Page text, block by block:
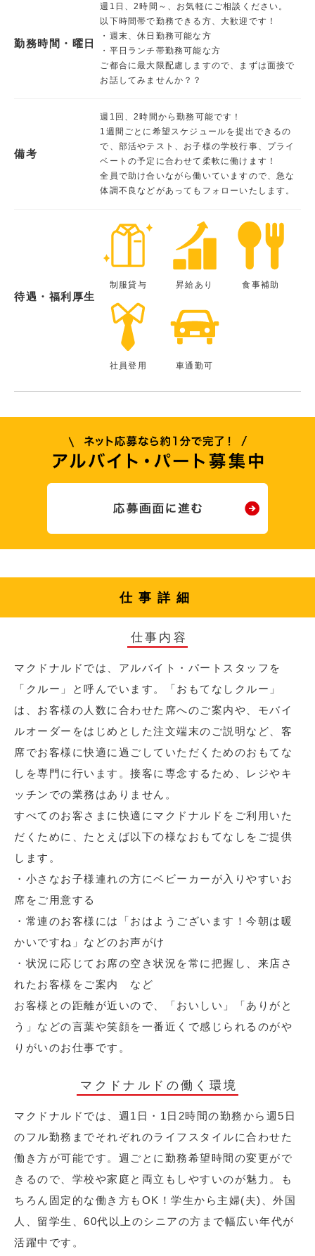
勤務時間・曜日
週1日、2時間～、お気軽にご相談ください。
以下時間帯で勤務できる方、大歓迎です！
・週末、休日勤務可能な方
・平日ランチ帯勤務可能な方
ご都合に最大限配慮しますので、まずは面接で
お話してみませんか？？
備考
週1回、2時間から勤務可能です！
1週間ごとに希望スケジュールを提出できるの
で、部活やテスト、お子様の学校行事、プライ
ベートの予定に合わせて柔軟に働けます！
全員で助け合いながら働いていますので、急な
体調不良などがあってもフォローいたします。
待遇・福利厚生
制服貸与 昇給あり 食事補助
社員登用 車通勤可
仕事詳細
仕事内容
マクドナルドでは、アルバイト・パートスタッフを
「クルー」と呼んでいます。「おもてなしクルー」
は、お客様の人数に合わせた席へのご案内や、モバイ
ルオーダーをはじめとした注文端末のご説明など、客
席でお客様に快適に過ごしていただくためのおもてな
しを専門に行います。接客に専念するため、レジやキ
ッチンでの業務はありません。
すべてのお客さまに快適にマクドナルドをご利用いた
だくために、たとえば以下の様なおもてなしをご提供
します。
・小さなお子様連れの方にベビーカーが入りやすいお
席をご用意する
・常連のお客様には「おはようございます！今朝は暖
かいですね」などのお声がけ
・状況に応じてお席の空き状況を常に把握し、来店さ
れたお客様をご案内 など
お客様との距離が近いので、「おいしい」「ありがと
う」などの言葉や笑顔を一番近くで感じられるのがや
りがいのお仕事です。
マクドナルドの働く環境
マクドナルドでは、週1日・1日2時間の勤務から週5日
のフル勤務までそれぞれのライフスタイルに合わせた
働き方が可能です。週ごとに勤務希望時間の変更がで
きるので、学校や家庭と両立もしやすいのが魅力。も
ちろん固定的な働き方もOK！学生から主婦(夫)、外国
人、留学生、60代以上のシニアの方まで幅広い年代が
活躍中です。